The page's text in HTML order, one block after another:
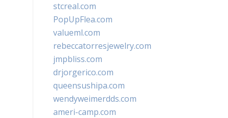
stcreal.com
PopUpFlea.com
valueml.com
rebeccatorresjewelry.com
jmpbliss.com
drjorgerico.com
queensushipa.com
wendyweimerdds.com
ameri-camp.com